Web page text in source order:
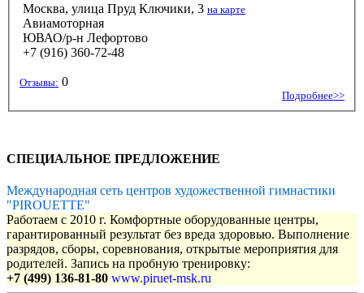
Москва, улица Пруд Ключики, 3 на карте
Авиамоторная
ЮВАО/р-н Лефортово
+7 (916) 360-72-48
Отзывы: 0
Подробнее>>
СПЕЦИАЛЬНОЕ ПРЕДЛОЖЕНИЕ
Международная сеть центров художественной гимнастики
"PIROUETTE"
Работаем с 2010 г. Комфортные оборудованные центры,
гарантированный результат без вреда здоровью. Выполнение
разрядов, сборы, соревнования, открытые мероприятия для
родителей. Запись на пробную тренировку:
+7 (499) 136-81-80 www.piruet-msk.ru